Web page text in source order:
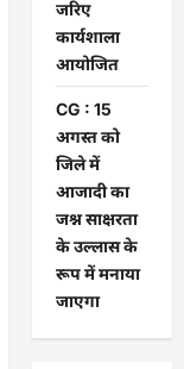
जरिए
कार्यशाला
आयोजित
CG : 15
अगस्त को
जिले में
आजादी का
जश्न साक्षरता
के उल्लास के
रूप में मनाया
जाएगा